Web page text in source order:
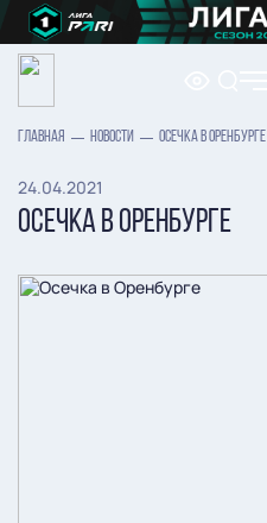
ГЛАВНАЯ НОВОСТИ ОСЕЧКА В ОРЕНБУРГЕ
24.04.2021
ОСЕЧКА В ОРЕНБУРГЕ